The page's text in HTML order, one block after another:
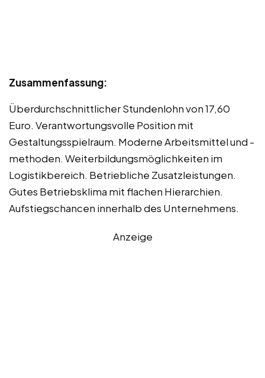
Zusammenfassung:
Überdurchschnittlicher Stundenlohn von 17,60
Euro. Verantwortungsvolle Position mit
Gestaltungsspielraum. Moderne Arbeitsmittel und -
methoden. Weiterbildungsmöglichkeiten im
Logistikbereich. Betriebliche Zusatzleistungen.
Gutes Betriebsklima mit flachen Hierarchien.
Aufstiegschancen innerhalb des Unternehmens.
Anzeige